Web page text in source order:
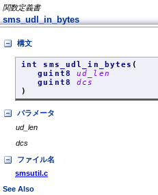
関数定義書
sms_udl_in_bytes
構文
int sms_udl_in_bytes (
guint8ud_len
guint8dcs
)
パラメータ
ud_len
dcs
ファイル名
smsutil.c
See Also